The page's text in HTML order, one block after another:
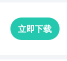
立即下载